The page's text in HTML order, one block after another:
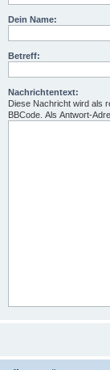
Dein Name:
Betreff:
Nachrichtentext:
Diese Nachricht wird als
BBCode. Als Antwort-